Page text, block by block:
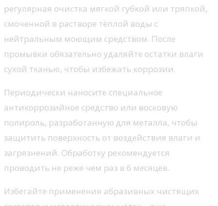
регулярная очистка мягкой губкой или тряпкой,
смоченной в растворе тёплой воды с
нейтральным моющим средством. После
промывки обязательно удаляйте остатки влаги
сухой тканью, чтобы избежать коррозии.
Периодически наносите специальное
антикоррозийное средство или восковую
полироль, разработанную для металла, чтобы
защитить поверхность от воздействия влаги и
загрязнений. Обработку рекомендуется
проводить не реже чем раз в 6 месяцев.
Избегайте применения абразивных чистящих